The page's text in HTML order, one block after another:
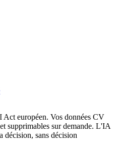
européen. Vos données CV
supprimables sur demande. L'IA
décision, sans décision